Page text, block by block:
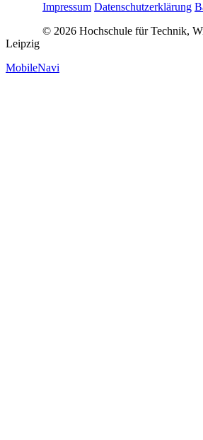
Impressum Datenschutzerklärung
© 2026 Hochschule für Technik,
Leipzig
MobileNavi